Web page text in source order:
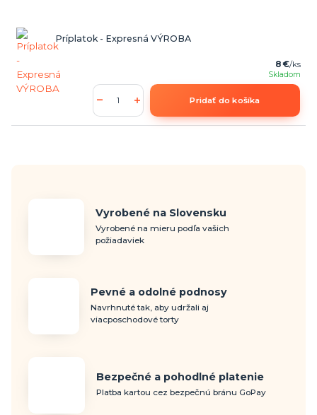
Príplatok - Expresná VÝROBA
8 €/ks
Skladom
Pridať do košíka
Vyrobené na Slovensku
Vyrobené na mieru podľa vašich
požiadaviek
Pevné a odolné podnosy
Navrhnuté tak, aby udržali aj
viacposchodové torty
Bezpečné a pohodlné platenie
Platba kartou cez bezpečnú bránu GoPay